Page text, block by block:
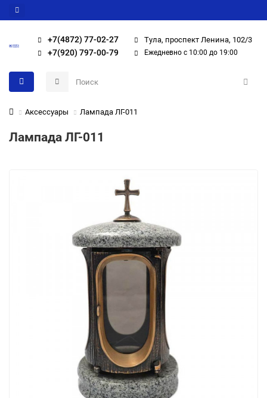
+7(4872) 77-02-27
+7(920) 797-00-79
Тула, проспект Ленина, 102/3
Ежедневно с 10:00 до 19:00
Аксессуары Лампада ЛГ-011
Лампада ЛГ-011